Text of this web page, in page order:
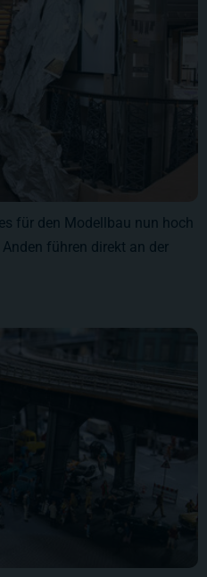
für den Modellbau nun hoch
führen direkt an der